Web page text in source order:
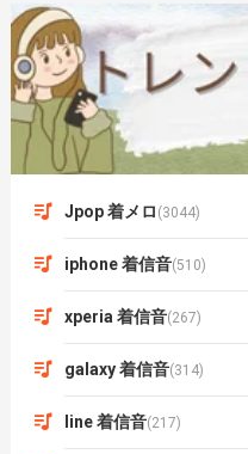
Jpop 着メロ (3044)
iphone 着信音(510)
xperia 着信音(267)
galaxy 着信音(314)
line 着信音(217)